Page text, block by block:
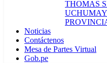
THOMAS
Noticias
Contáctenos
Mesa de Partes Virtual
Gob.pe